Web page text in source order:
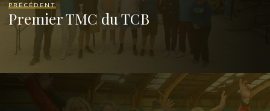
PRÉCÉDENT
Premier TMC du TCB